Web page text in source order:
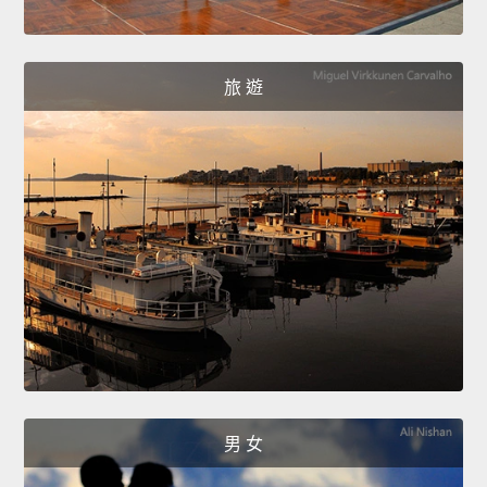
旅 遊
男 女